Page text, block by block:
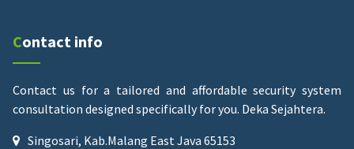
Contact info
Contact us for a tailored and affordable security system
consultation designed specifically for you. Deka Sejahtera.
Singosari, Kab.Malang East Java 65153